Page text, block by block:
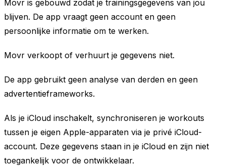
Movr is gebouwd zodat je trainingsgegevens van jou
blijven. De app vraagt geen account en geen
persoonlijke informatie om te werken.
Movr verkoopt of verhuurt je gegevens niet.
De app gebruikt geen analyse van derden en geen
advertentieframeworks.
Als je iCloud inschakelt, synchroniseren je workouts
tussen je eigen Apple-apparaten via je privé iCloud-
account. Deze gegevens staan in je iCloud en zijn niet
toegankelijk voor de ontwikkelaar.